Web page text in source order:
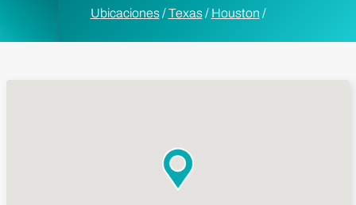
Ubicaciones /Texas / Houston /